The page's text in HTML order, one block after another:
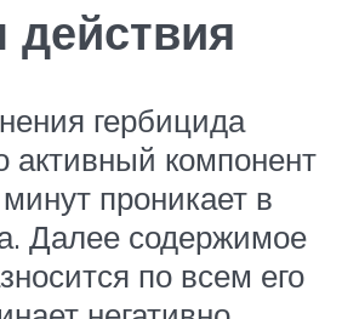
гербицида
активный компонент
проникает в
Далее содержимое
по всем его